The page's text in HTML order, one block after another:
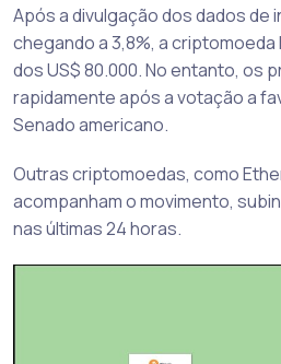
Após a divulgação dos dados de
chegando a 3,8%, a
dos US$ 80.000. No entanto, os
rapidamente após a votação a
Senado americano.
Outras criptomoedas, como
acompanham o movimento,
nas últimas 24 horas.